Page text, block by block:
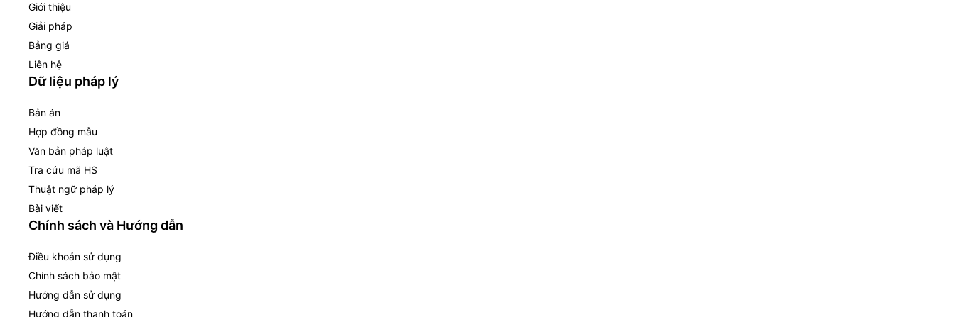
Giới thiệu
Giải pháp
Bảng giá
Liên hệ
Dữ liệu pháp lý
Bản án
Hợp đồng mẫu
Văn bản pháp luật
Tra cứu mã HS
Thuật ngữ pháp lý
Bài viết
Chính sách và Hướng dẫn
Điều khoản sử dụng
Chính sách bảo mật
Hướng dẫn sử dụng
Hướng dẫn thanh toán